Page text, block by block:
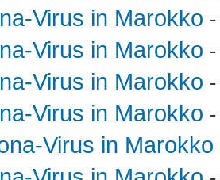
Virus in Marokko
Virus in Marokko
Virus in Marokko
Virus in Marokko
Virus in Marokko